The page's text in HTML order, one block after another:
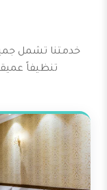
خدمتنا تشمل
تنظيفاً